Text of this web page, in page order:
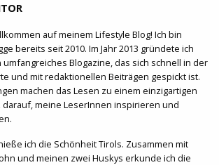
auf meinem Lifestyle Blog! Ich bin
bereits seit 2010. Im Jahr 2013 gründete ich
umfangreiches Blogazine, das sich schnell in der
und mit redaktionellen Beiträgen gespickt ist.
machen das Lesen zu einem einzigartigen
darauf, meine LeserInnen inspirieren und
ich die Schönheit Tirols. Zusammen mit
und meinen zwei Huskys erkunde ich die